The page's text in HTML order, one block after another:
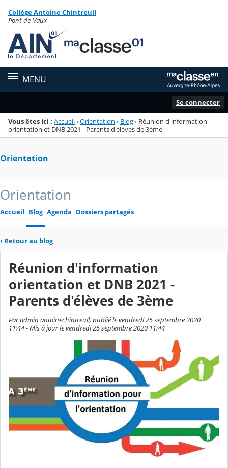
Menu de la rubrique
Contenu
Collège Antoine Chintreuil
Pont-de-Vaux
MENU
Se connecter
Vous êtes ici : Accueil›Orientation › Blog› Réunion d'information
orientation et DNB 2021 - Parents d'élèves de 3ème
Orientation
Orientation
Accueil Blog Agenda Dossiers partagés
‹ Retour au blog
Réunion d'information
orientation et DNB 2021 -
Parents d'élèves de 3ème
Par admin antoinechintreuil, publié le vendredi 25 septembre 2020
11:44 - Mis à jour le vendredi 25 septembre 2020 11:44